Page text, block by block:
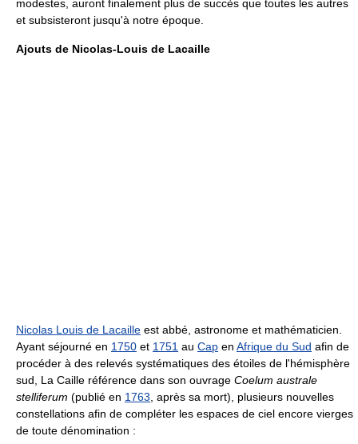
modestes, auront finalement plus de succès que toutes les autres
et subsisteront jusqu'à notre époque.
Ajouts de Nicolas-Louis de Lacaille
Nicolas Louis de Lacaille est abbé, astronome et mathématicien.
Ayant séjourné en 1750 et 1751 au Cap en Afrique du Sud afin de
procéder à des relevés systématiques des étoiles de l'hémisphère
sud, La Caille référence dans son ouvrage Coelum australe
stelliferum (publié en 1763 , après sa mort), plusieurs nouvelles
constellations afin de compléter les espaces de ciel encore vierges
de toute dénomination :